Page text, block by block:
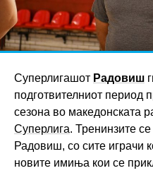
Суперлигашот Радовиш
подготвителниот период
сезона во македонската
Суперлига. Тренинзите
Радовиш, со сите играчи
новите имиња кои се